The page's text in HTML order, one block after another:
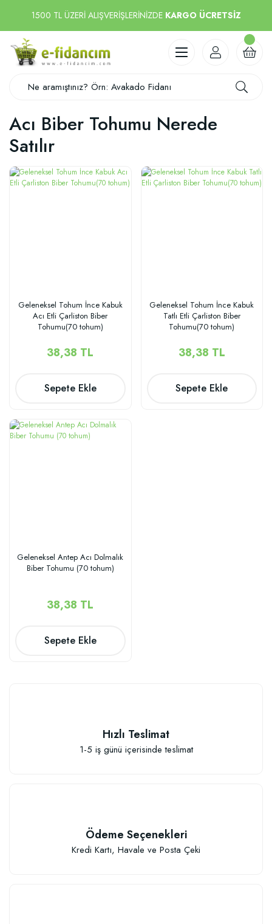
1500 TL ÜZERİ ALIŞVERİŞLERİNİZDE KARGO ÜCRETSİZ
Acı Biber Tohumu Nerede
Satılır
Geleneksel Tohum İnce Kabuk
Acı Etli Çarliston Biber
Tohumu(70 tohum)
38,38 TL
Sepete Ekle
Geleneksel Tohum İnce Kabuk
Tatlı Etli Çarliston Biber
Tohumu(70 tohum)
38,38 TL
Sepete Ekle
Geleneksel Antep Acı Dolmalık
Biber Tohumu (70 tohum)
38,38 TL
Sepete Ekle
Hızlı Teslimat
1-5 iş günü içerisinde teslimat
Ödeme Seçenekleri
Kredi Kartı, Havale ve Posta Çeki